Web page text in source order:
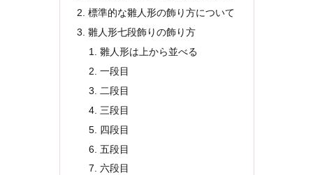
標準的な雛人形の飾り方について
雛人形七段飾りの飾り方
雛人形は上から並べる
一段目
二段目
三段目
四段目
五段目
六段目